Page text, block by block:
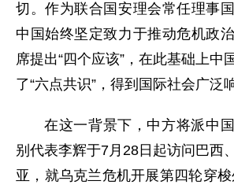
切。作为联合国安理会常任理事
中国始终坚定致力于推动危机政
席提出“四个应该”，在此基础上中
了“六点共识”，得到国际社会广泛
在这一背景下，中方将派中
别代表李辉于7月28日起访问巴西
亚，就乌克兰危机开展第四轮穿